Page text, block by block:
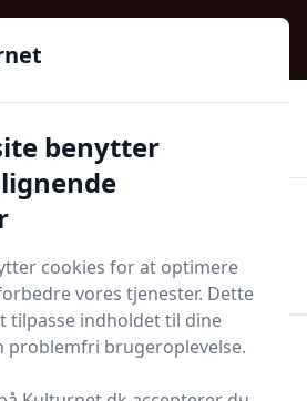
I Livet | Din Kulturguide Siden
butikker
indretning Møbler
benytter
cookies for at optimere
vores tjenester. Dette
tilpasse indholdet til dine
problemfri brugeroplevelse.